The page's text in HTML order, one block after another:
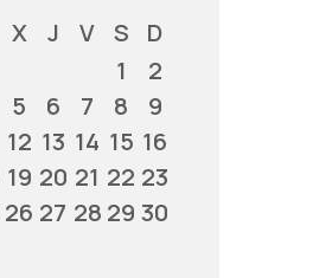
X J V S
D
1
2
5 6 7 8
9
12 13 14 15 16
19 20 21 22 23
26 27 28 29 30